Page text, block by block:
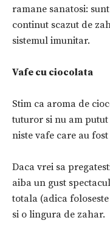
ramane sanatosi:
continut scazut de
sistemul imunitar.
Vafe cu ciocolata
Stim ca aroma de
tuturor si nu am
niste vafe care au
Daca vrei sa
aiba un gust
totala (adica
si o lingura de zahar.